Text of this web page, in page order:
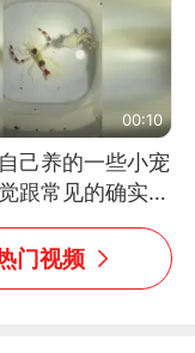
00:10
己养的一些小宠
跟常见的确实有
门视频